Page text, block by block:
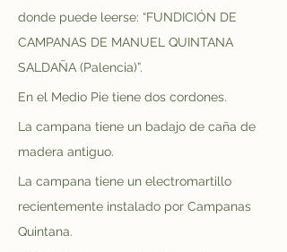
donde puede leerse: “FUNDICIÓN DE
CAMPANAS DE MANUEL QUINTANA
SALDAÑA (Palencia)”.
En el Medio Pie tiene dos cordones.
La campana tiene un badajo de caña de
madera antiguo.
La campana tiene un electromartillo
recientemente instalado por Campanas
Quintana.